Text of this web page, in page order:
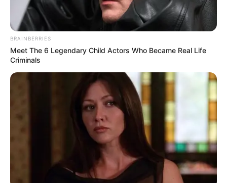
BRAINBERRIES
Meet The 6 Legendary Child Actors Who Became Real Life
Criminals